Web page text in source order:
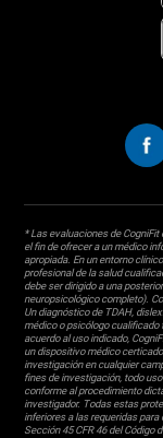
* Las evaluaciones de
el fin de ofrecer a un médico
apropiada. En un entorno
profesional de la salud
debe ser dirigido a una
neuropsicológico completo).
Un diagnóstico de TDAH,
médico o psicólogo cualificado
acuerdo al uso indicado,
un dispositivo médico
investigación en cualquier
fines de investigación, todo
conforme al procedimiento
investigador. Todas estas
inferiores a las requeridas
Sección 45 CFR 46 del Código